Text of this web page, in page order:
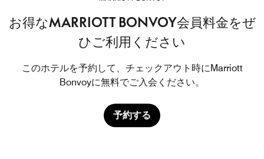
お得なMARRIOTT BONVOY会員料金をぜ
ひご利用ください
このホテルを予約して、チェックアウト時にMarriott
Bonvoyに無料でご入会ください。
予約する